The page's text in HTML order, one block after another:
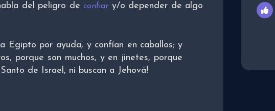
del peligro de confiar y/o depender de algo
Egipto por ayuda, y confían en caballos; y
porque son muchos, y en jinetes, porque
de Israel, ni buscan a Jehová!